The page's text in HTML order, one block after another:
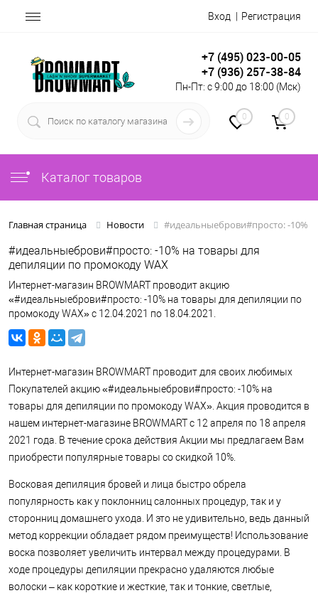
Вход Регистрация
+7 (495) 023-00-05
+7 (936) 257-38-84
Пн-Пт: с 9:00 до 18:00 (Мск)
0 0
Каталог товаров
Главная страница Новости #идеальныеброви#просто: -10%
#идеальныеброви#просто: -10% на товары для
депиляции по промокоду WAX
Интернет-магазин BROWMART проводит акцию
«#идеальныеброви#просто: -10% на товары для депиляции по
промокоду WAX» с 12.04.2021 по 18.04.2021.
Интернет-магазин BROWMART проводит для своих любимых
Покупателей акцию «#идеальныеброви#просто: -10% на
товары для депиляции по промокоду WAX». Акция проводится в
нашем интернет-магазине BROWMART с 12 апреля по 18 апреля
2021 года. В течение срока действия Акции мы предлагаем Вам
приобрести популярные товары со скидкой 10%.
Восковая депиляция бровей и лица быстро обрела
популярность как у поклонниц салонных процедур, так и у
сторонниц домашнего ухода. И это не удивительно, ведь данный
метод коррекции обладает рядом преимуществ! Использование
воска позволяет увеличить интервал между процедурами. В
ходе процедуры депиляции прекрасно удаляются любые
волоски – как короткие и жесткие, так и тонкие, светлые,